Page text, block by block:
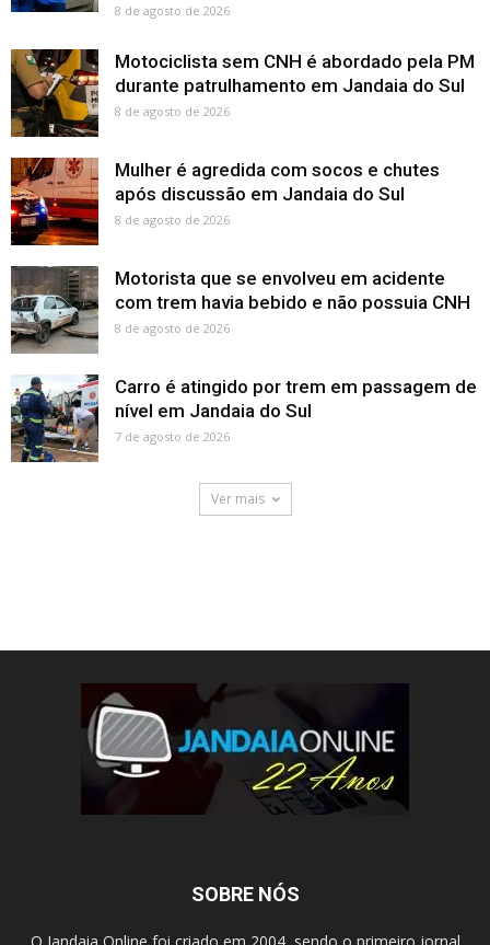
8 de agosto de 2026
Motociclista sem CNH é abordado pela PM
durante patrulhamento em Jandaia do Sul
8 de agosto de 2026
Mulher é agredida com socos e chutes
após discussão em Jandaia do Sul
8 de agosto de 2026
Motorista que se envolveu em acidente
com trem havia bebido e não possuia CNH
8 de agosto de 2026
Carro é atingido por trem em passagem de
nível em Jandaia do Sul
7 de agosto de 2026
Ver mais
SOBRE NÓS